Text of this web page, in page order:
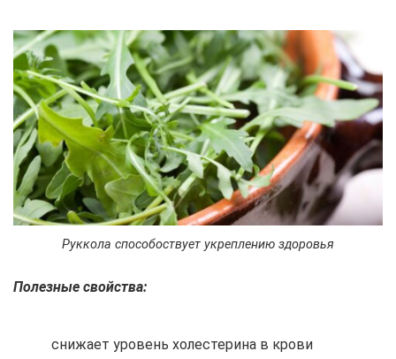
Руккола способоствует укреплению здоровья
Полезные свойства:
снижает уровень холестерина в крови